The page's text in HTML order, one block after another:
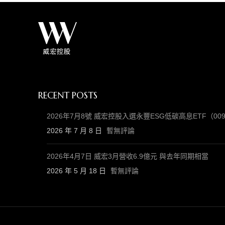
RECENT POSTS
2026年7月8號 威宏控股入選永豐ESG低碳高息ETF（
2026 年 7 月 8 日
暫無評論
2026年4月7日 威宏3月營收6.9億元 與去年同期相當
2026 年 5 月 18 日
暫無評論